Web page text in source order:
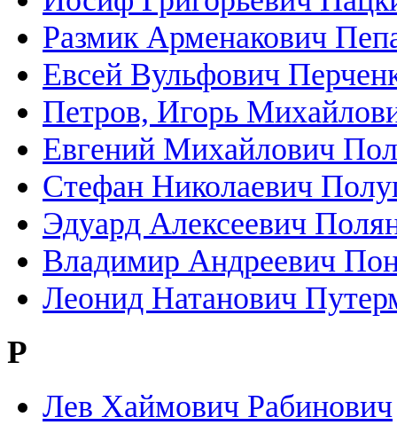
Размик Арменакович
Евсей Вульфович
Петров, Игорь
Евгений Михайлович
Стефан Николаевич
Эдуард Алексеевич
Владимир Андреевич
Леонид Натанович
Р
Лев Хаймович Рабинович